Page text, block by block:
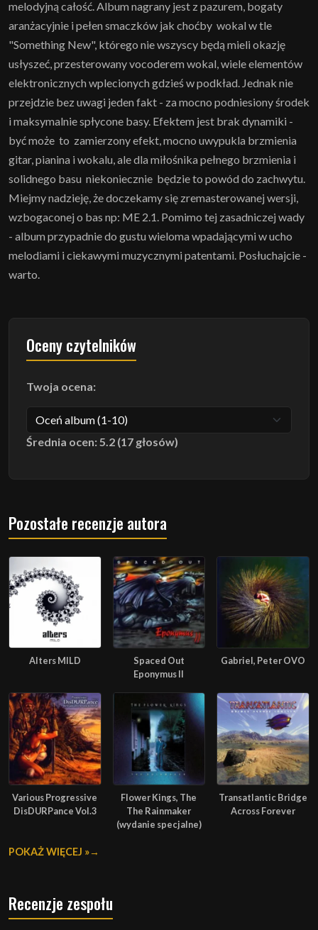
melodyjną całość. Album nagrany jest z pazurem, bogaty
aranżacyjnie i pełen smaczków jak choćby wokal w tle
"Something New", którego nie wszyscy będą mieli okazję
usłyszeć, przesterowany vocoderem wokal, wiele elementów
elektronicznych wplecionych gdzieś w podkład. Jednak nie
przejdzie bez uwagi jeden fakt - za mocno podniesiony środek
i maksymalnie spłycone basy. Efektem jest brak dynamiki -
być może to zamierzony efekt, mocno uwypukla brzmienia
gitar, pianina i wokalu, ale dla miłośnika pełnego brzmienia i
solidnego basu niekoniecznie będzie to powód do zachwytu.
Miejmy nadzieję, że doczekamy się zremasterowanej wersji,
wzbogaconej o bas np: ME 2.1. Pomimo tej zasadniczej wady
- album przypadnie do gustu wieloma wpadającymi w ucho
melodiami i ciekawymi muzycznymi patentami. Posłuchajcie -
warto.
Oceny czytelników
Twoja ocena:
Średnia ocen: 5.2 (17 głosów)
Pozostałe recenzje autora
Alters MILD
Spaced Out
Eponymus II
Gabriel, Peter OVO
Various Progressive
DisDURPance Vol.3
Flower Kings, The
The Rainmaker
(wydanie specjalne)
Transatlantic Bridge
Across Forever
POKAŻ WIĘCEJ »
Recenzje zespołu